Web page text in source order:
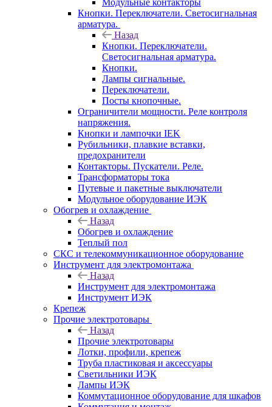
Кнопки. Переключатели. Светосигнальная
арматура.
Назад
Кнопки. Переключатели.
Светосигнальная арматура.
Кнопки.
Лампы сигнальные.
Переключатели.
Посты кнопочные.
Ограничители мощности. Реле контроля
напряжения.
Кнопки и лампочки IEK
Рубильники, плавкие вставки,
предохранители
Контакторы. Пускатели. Реле.
Трансформаторы тока
Путевые и пакетные выключатели
Модульное оборудование ИЭК
Обогрев и охлаждение
Назад
Обогрев и охлаждение
Теплый пол
СКС и телекоммуникационное оборудование
Инструмент для электромонтажа
Назад
Инструмент для электромонтажа
Инструмент ИЭК
Крепеж
Прочие электротовары
Назад
Прочие электротовары
Лотки, профили, крепеж
Труба пластиковая и аксессуары
Светильники ИЭК
Лампы ИЭК
Коммутационное оборудование для шкафов